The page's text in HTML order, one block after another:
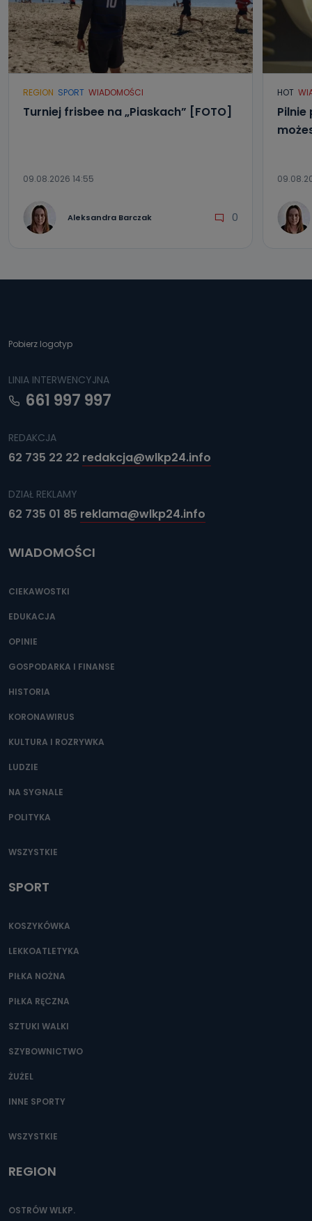
REGION SPORT WIADOMOŚCI
Turniej frisbee na „Piaskach” [FOTO]
09.08.2026 14:55
Aleksandra Barczak 0
HOT
Pobierz logotyp
LINIA INTERWENCYJNA
661 997 997
REDAKCJA
62 735 22 22 redakcja@wlkp24.info
DZIAŁ REKLAMY
62 735 01 85 reklama@wlkp24.info
WIADOMOŚCI
CIEKAWOSTKI
EDUKACJA
OPINIE
GOSPODARKA I FINANSE
HISTORIA
KORONAWIRUS
KULTURA I ROZRYWKA
LUDZIE
NA SYGNALE
POLITYKA
WSZYSTKIE
SPORT
KOSZYKÓWKA
LEKKOATLETYKA
PIŁKA NOŻNA
PIŁKA RĘCZNA
SZTUKI WALKI
SZYBOWNICTWO
ŻUŻEL
INNE SPORTY
WSZYSTKIE
REGION
OSTRÓW WLKP.